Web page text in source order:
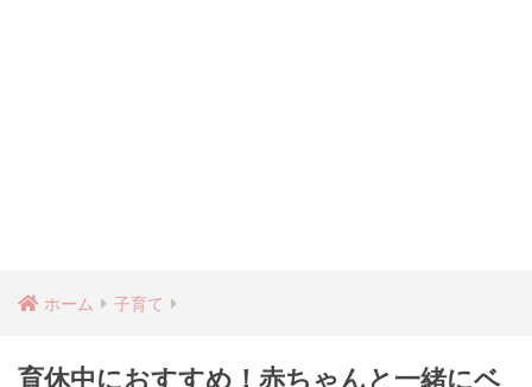
ホーム 子育て
育休中におすすめ！赤ちゃんと一緒にベ